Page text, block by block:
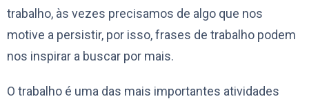
trabalho, às vezes precisamos de algo que nos
motive a persistir, por isso, frases de trabalho podem
nos inspirar a buscar por mais.
O trabalho é uma das mais importantes atividades